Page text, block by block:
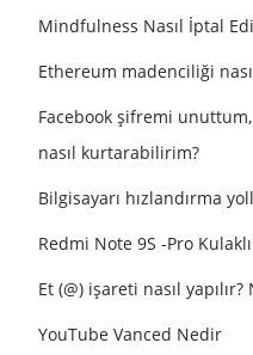
Mindfulness Nasıl İptal
Ethereum madenciliği
Facebook şifremi unuttum,
nasıl kurtarabilirim?
Bilgisayarı hızlandırma
Redmi Note 9S -Pro
Et (@) işareti nasıl
YouTube Vanced Nedir